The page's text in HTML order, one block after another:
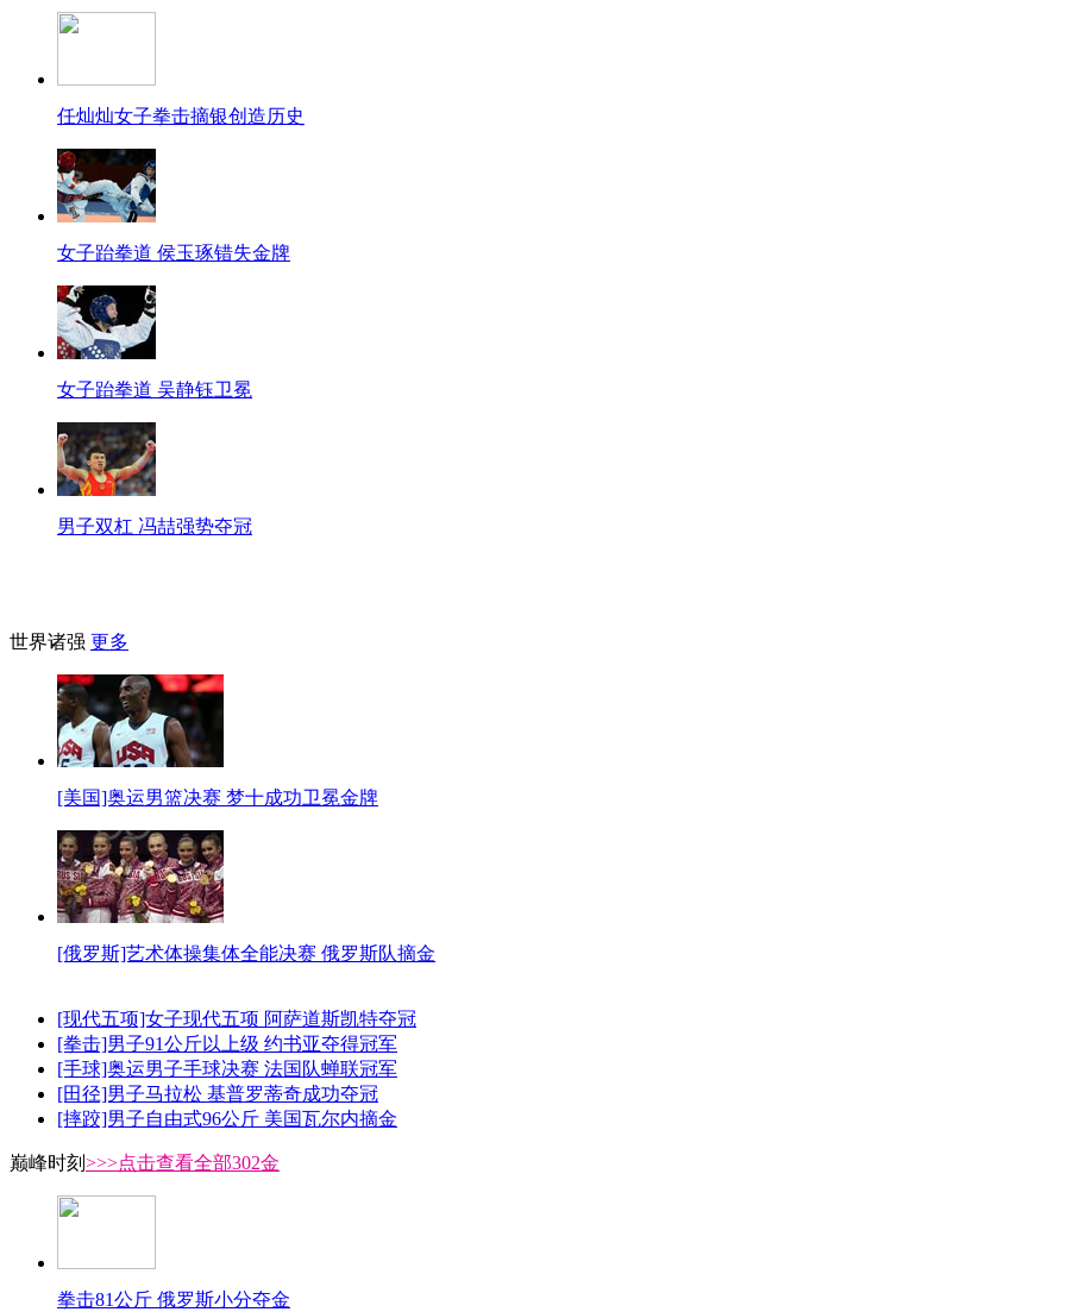
任灿灿女子拳击摘银创造历史
女子跆拳道 侯玉琢错失金牌
女子跆拳道 吴静钰卫冕
男子双杠 冯喆强势夺冠
世界诸强 更多
[美国]奥运男篮决赛 梦十成功卫冕金牌
[俄罗斯]艺术体操集体全能决赛 俄罗斯队摘金
[现代五项]女子现代五项 阿萨道斯凯特夺冠
[拳击]男子91公斤以上级 约书亚夺得冠军
[手球]奥运男子手球决赛 法国队蝉联冠军
[田径]男子马拉松 基普罗蒂奇成功夺冠
[摔跤]男子自由式96公斤 美国瓦尔内摘金
巅峰时刻 >>>点击查看全部302金
拳击81公斤 俄罗斯小分夺金